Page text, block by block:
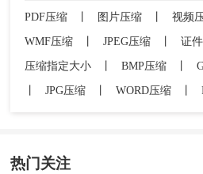
PDF压缩 图片压缩 视频
WMF压缩
JPEG压缩 证
压缩指定大小
BMP压缩
JPG压缩 WORD压缩
热门关注